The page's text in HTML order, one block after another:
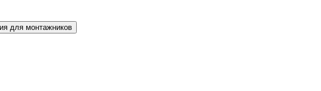
Регистрация для монтажников